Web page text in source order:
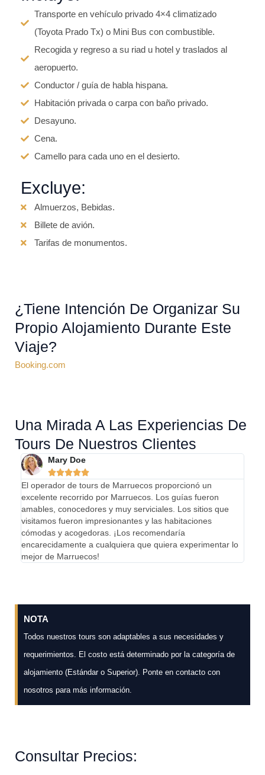
Transporte en vehículo privado 4×4 climatizado
(Toyota Prado Tx) o Mini Bus con combustible.
Recogida y regreso a su riad u hotel y traslados al
aeropuerto.
Conductor / guía de habla hispana.
Habitación privada o carpa con baño privado.
Desayuno.
Cena.
Camello para cada uno en el desierto.
Excluye:
Almuerzos, Bebidas.
Billete de avión.
Tarifas de monumentos.
¿Tiene Intención De Organizar Su
Propio Alojamiento Durante Este
Viaje?
Booking.com
Una Mirada A Las Experiencias De
Tours De Nuestros Clientes
Mary Doe

El operador de tours de Marruecos proporcionó un
excelente recorrido por Marruecos. Los guías fueron
amables, conocedores y muy serviciales. Los sitios que
visitamos fueron impresionantes y las habitaciones
cómodas y acogedoras. ¡Los recomendaría
encarecidamente a cualquiera que quiera experimentar lo
mejor de Marruecos!
NOTA
Todos nuestros tours son adaptables a sus necesidades y
requerimientos. El costo está determinado por la categoría de
alojamiento (Estándar o Superior). Ponte en contacto con
nosotros para más información.
Consultar Precios: